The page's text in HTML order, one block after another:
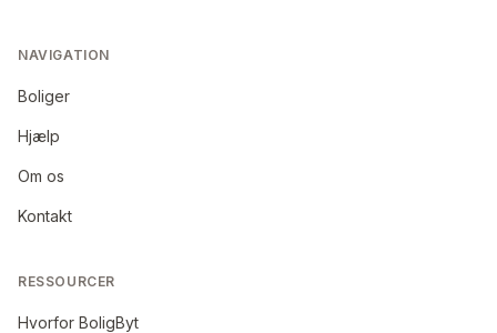
NAVIGATION
Boliger
Hjælp
Om os
Kontakt
RESSOURCER
Hvorfor BoligByt